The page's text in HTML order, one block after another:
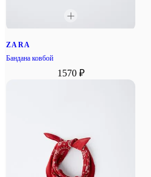
ZARA
Бандана ковбой
1570 ₽